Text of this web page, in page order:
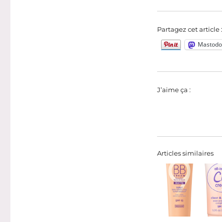
Partagez cet article :
J’aime ça :
Articles similaires